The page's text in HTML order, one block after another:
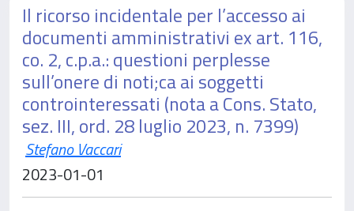
Il ricorso incidentale per l’accesso ai
documenti amministrativi ex art. 116,
co. 2, c.p.a.: questioni perplesse
sull’onere di noti;ca ai soggetti
controinteressati (nota a Cons. Stato,
sez. III, ord. 28 luglio 2023, n. 7399)
Stefano Vaccari
2023-01-01